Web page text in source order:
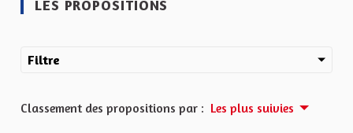
LES PROPOSITIONS
Filtre
Classement des propositions par : Les plus suivies